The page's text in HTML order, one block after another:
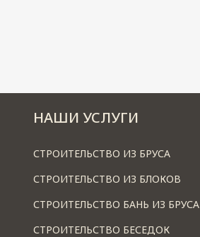
НАШИ УСЛУГИ
СТРОИТЕЛЬСТВО ИЗ БРУСА
СТРОИТЕЛЬСТВО ИЗ БЛОКОВ
СТРОИТЕЛЬСТВО БАНЬ ИЗ БРУСА
СТРОИТЕЛЬСТВО БЕСЕДОК